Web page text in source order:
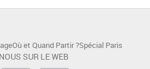
Où et Quand Partir ?Spécial Paris
SUR LE WEB